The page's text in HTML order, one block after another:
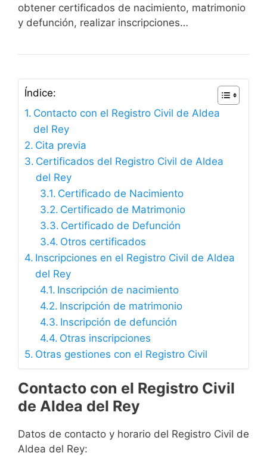
obtener certificados de nacimiento, matrimonio
y defunción, realizar inscripciones…
Índice:
Contacto con el Registro Civil de Aldea
del Rey
Cita previa
Certificados del Registro Civil de Aldea
del Rey
Certificado de Nacimiento
Certificado de Matrimonio
Certificado de Defunción
Otros certificados
Inscripciones en el Registro Civil de Aldea
del Rey
Inscripción de nacimiento
Inscripción de matrimonio
Inscripción de defunción
Otras inscripciones
Otras gestiones con el Registro Civil
Contacto con el Registro Civil
de Aldea del Rey
Datos de contacto y horario del Registro Civil de
Aldea del Rey: